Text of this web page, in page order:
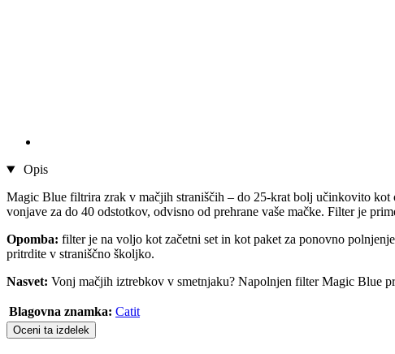
Opis
Magic Blue filtrira zrak v mačjih straniščih – do 25-krat bolj učinkovito
vonjave za do 40 odstotkov, odvisno od prehrane vaše mačke. Filter je
Opomba: filter je na voljo kot začetni set in kot paket za ponovno
pritrdite v straniščno školjko.
Nasvet: Vonj mačjih iztrebkov v smetnjaku? Napolnjen filter Magic Blue
Blagovna znamka: Catit
Oceni ta izdelek